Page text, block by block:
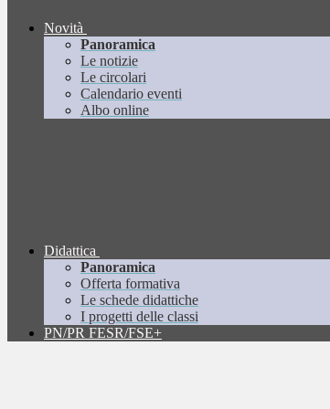
Novità
Panoramica
Le notizie
Le circolari
Calendario eventi
Albo online
Didattica
Panoramica
Offerta formativa
Le schede didattiche
I progetti delle classi
PN/PR FESR/FSE+